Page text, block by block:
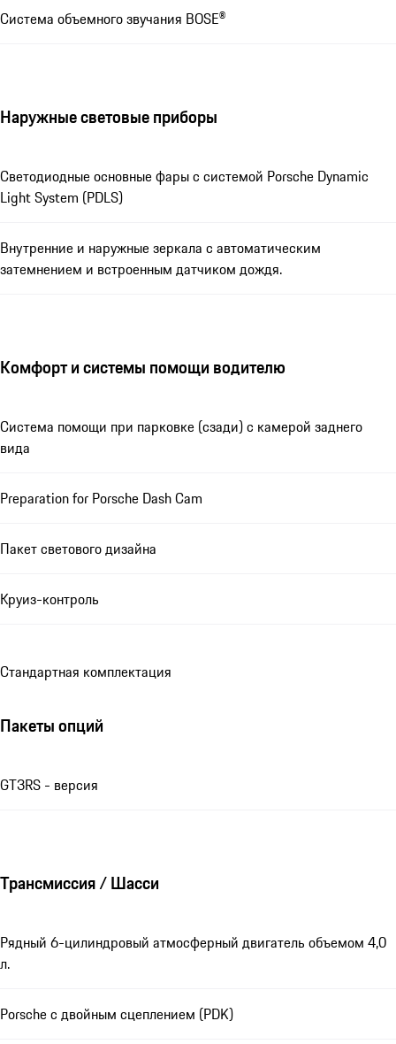
Система объемного звучания BOSE®
Наружные световые приборы
Светодиодные основные фары с системой Porsche Dynamic
Light System (PDLS)
Внутренние и наружные зеркала с автоматическим
затемнением и встроенным датчиком дождя.
Комфорт и системы помощи водителю
Система помощи при парковке (сзади) с камерой заднего
вида
Preparation for Porsche Dash Cam
Пакет светового дизайна
Круиз-контроль
Стандартная комплектация
Пакеты опций
GT3RS - версия
Трансмиссия / Шасси
Рядный 6-цилиндровый атмосферный двигатель объемом 4,0
л.
Porsche с двойным сцеплением (PDK)